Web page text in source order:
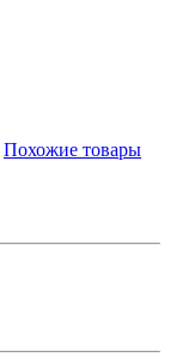
Похожие товары